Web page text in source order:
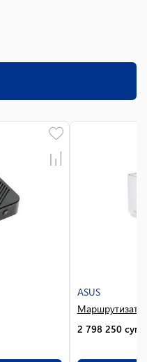
ASUS
2 798 250 сум